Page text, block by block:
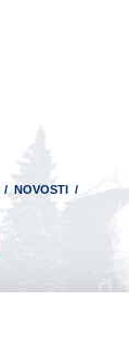
/ NOVOSTI /